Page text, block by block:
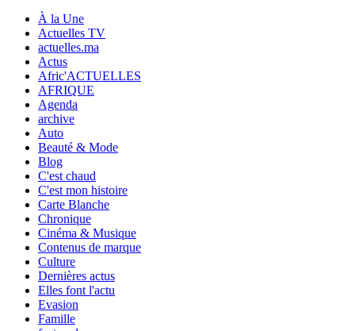
À la Une
Actuelles TV
actuelles.ma
Actus
Afric'ACTUELLES
AFRIQUE
Agenda
archive
Auto
Beauté & Mode
Blog
C'est chaud
C'est mon histoire
Carte Blanche
Chronique
Cinéma & Musique
Contenus de marque
Culture
Dernières actus
Elles font l'actu
Evasion
Famille